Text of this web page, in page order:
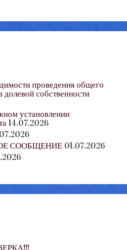
проведения общего
долевой собственности
установлении
14.07.2026
СООБЩЕНИЕ 01.07.2026